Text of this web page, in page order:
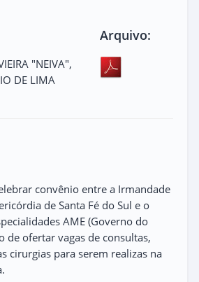
"NEIVA",
DE LIMA
Arquivo:
convênio entre a Irmandade
de Santa Fé do Sul e o
AME (Governo do
de ofertar vagas de consultas,
cirurgias para serem realizas na